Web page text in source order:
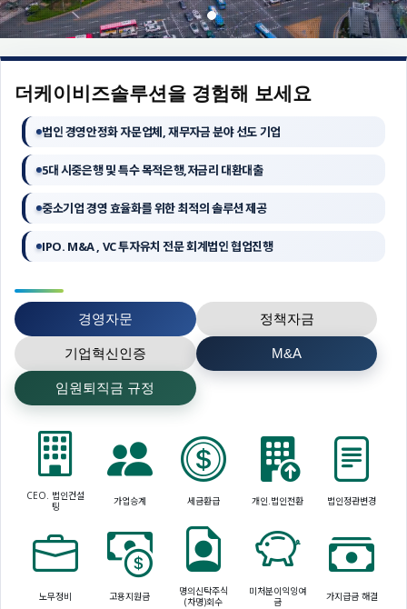
더케이비즈솔루션을 경험해 보세요
법인 경영안정화 자문업체, 재무자금 분야 선도 기업
5대 시중은행 및 특수 목적은행,저금리 대환대출
중소기업 경영 효율화를 위한 최적의 솔루션 제공
IPO. M&A , VC 투자유치 전문 회계법인 협업진행
경영자문 정책자금
기업혁신인증 M&A
임원퇴직금 규정
CEO. 법인컨설
팅
가업승계 세금환급 개인.법인전환 법인정관변경
노무정비 고용지원금
명의신탁주식
(차명)회수
미처분이익잉여
금
가지급금 해결